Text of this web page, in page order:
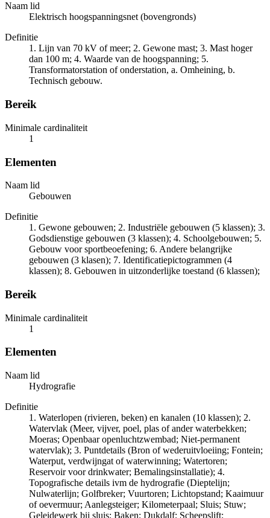
Naam lid
Elektrisch hoogspanningsnet (bovengronds)
Definitie
1. Lijn van 70 kV of meer; 2. Gewone mast; 3. Mast hoger
dan 100 m; 4. Waarde van de hoogspanning; 5.
Transformatorstation of onderstation, a. Omheining, b.
Technisch gebouw.
Bereik
Minimale cardinaliteit
1
Elementen
Naam lid
Gebouwen
Definitie
1. Gewone gebouwen; 2. Industriële gebouwen (5 klassen); 3.
Godsdienstige gebouwen (3 klassen); 4. Schoolgebouwen; 5.
Gebouw voor sportbeoefening; 6. Andere belangrijke
gebouwen (3 klasen); 7. Identificatiepictogrammen (4
klassen); 8. Gebouwen in uitzonderlijke toestand (6 klassen);
Bereik
Minimale cardinaliteit
1
Elementen
Naam lid
Hydrografie
Definitie
1. Waterlopen (rivieren, beken) en kanalen (10 klassen); 2.
Watervlak (Meer, vijver, poel, plas of ander waterbekken;
Moeras; Openbaar openluchtzwembad; Niet-permanent
watervlak); 3. Puntdetails (Bron of wederuitvloeiing; Fontein;
Waterput, verdwijngat of waterwinning; Watertoren;
Reservoir voor drinkwater; Bemalingsinstallatie); 4.
Topografische details ivm de hydrografie (Dieptelijn;
Nulwaterlijn; Golfbreker; Vuurtoren; Lichtopstand; Kaaimuur
of oevermuur; Aanlegsteiger; Kilometerpaal; Sluis; Stuw;
Geleidewerk bij sluis; Baken; Dukdalf; Scheepslift;